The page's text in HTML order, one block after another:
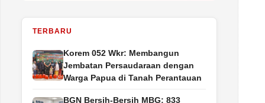
TERBARU
Korem 052 Wkr: Membangun
Jembatan Persaudaraan dengan
Warga Papua di Tanah Perantauan
BGN Bersih-Bersih MBG: 833